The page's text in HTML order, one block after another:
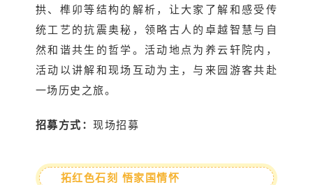
拱、榫卯等结构的解析，让大家了解和感受传
统工艺的抗震奥秘，领略古人的卓越智慧与自
然和谐共生的哲学。活动地点为养云轩院内，
活动以讲解和现场互动为主，与来园游客共赴
一场历史之旅。
招募方式：现场招募
拓红色石刻 悟家国情怀